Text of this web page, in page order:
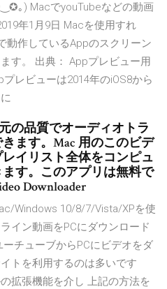
｡) MacでyouTubeなどの動画
年1月9日 Macを使用すれ
動作しているAppのスクリーン
す。 出典： Appプレビュー用
レビューは2014年のiOS8から
元の品質でオーディオトラ
ます。Mac 用のこのビデ
イリスト全体をコンピュ
す。このアプリは無料で
Downloader
Windows 10/8/7/Vista/XPを使
イン動画をPCにダウンロード
チューブからPCにビデオをダ
トを利用するのは多いです
拡張機能を介し 上記の方法を